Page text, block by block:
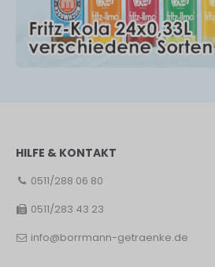
HILFE & KONTAKT
0511/288 06 80
0511/283 43 23
info@borrmann-getraenke.de